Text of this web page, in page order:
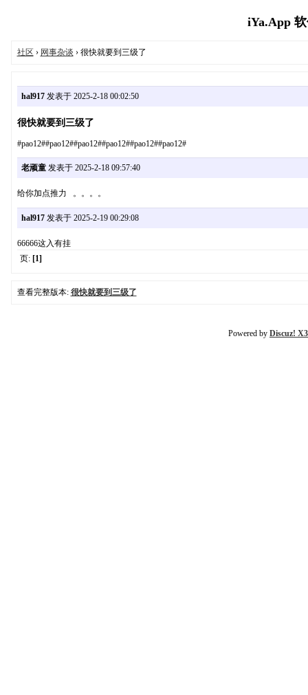
iYa.App
社区 › 网事杂谈 › 很快就要到三级了
hal917发表于 2025-2-18 00:02:50
很快就要到三级了
#pao12##pao12##pao12##pao12##pao12##pao12#
老顽童发表于 2025-2-18 09:57:40
给你加点推力 。。。。
hal917发表于 2025-2-19 00:29:08
66666这入有挂
页: [1]
查看完整版本: 很快就要到三级了
Powered by Discuz!